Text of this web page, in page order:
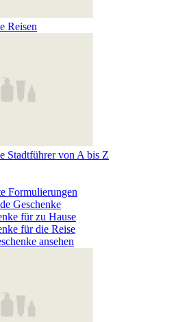
Reisen
Stadtführer von A bis Z
Formulierungen
Geschenke
für zu Hause
für die Reise
ansehen